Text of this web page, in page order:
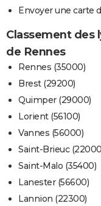
Envoyer une carte
Classement des
de Rennes
Rennes (35000)
Brest (29200)
Quimper (29000)
Lorient (56100)
Vannes (56000)
Saint-Brieuc
Saint-Malo (35400)
Lanester (56600)
Lannion (22300)